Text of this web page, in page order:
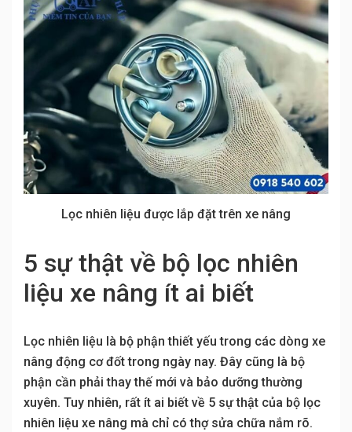
Lọc nhiên liệu được lắp đặt trên xe nâng
5 sự thật về bộ lọc nhiên
liệu xe nâng ít ai biết
Lọc nhiên liệu là bộ phận thiết yếu trong các dòng xe
nâng động cơ đốt trong ngày nay. Đây cũng là bộ
phận cần phải thay thế mới và bảo dưỡng thường
xuyên. Tuy nhiên, rất ít ai biết về 5 sự thật của bộ lọc
nhiên liệu xe nâng mà chỉ có thợ sửa chữa nắm rõ.